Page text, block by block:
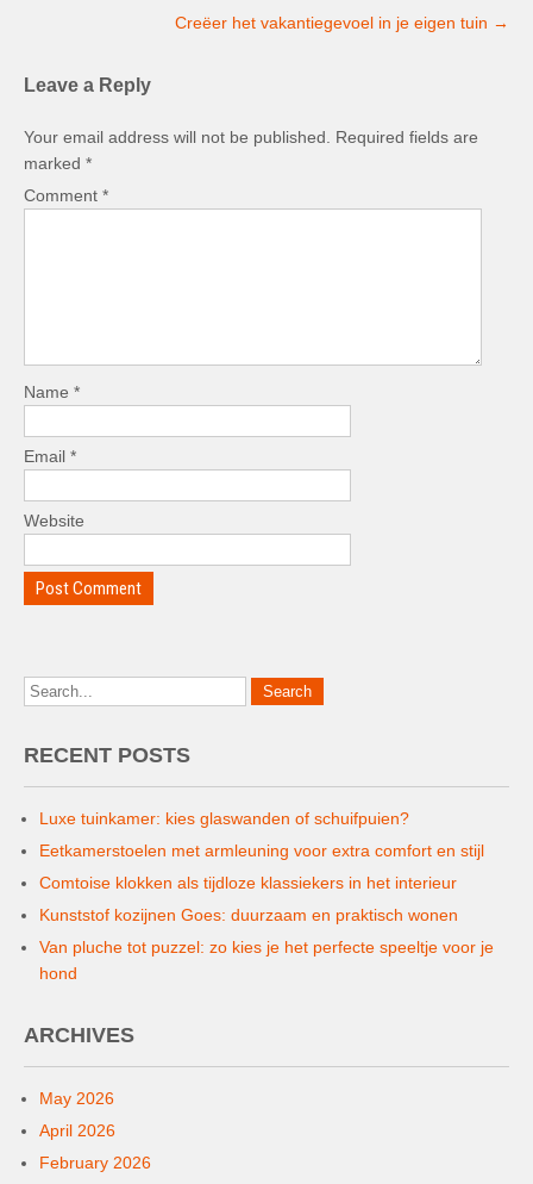
Creëer het vakantiegevoel in je eigen tuin →
Leave a Reply
Your email address will not be published.
Required fields are
marked *
Comment *
Name *
Email *
Website
RECENT POSTS
Luxe tuinkamer: kies glaswanden of schuifpuien?
Eetkamerstoelen met armleuning voor extra comfort en stijl
Comtoise klokken als tijdloze klassiekers in het interieur
Kunststof kozijnen Goes: duurzaam en praktisch wonen
Van pluche tot puzzel: zo kies je het perfecte speeltje voor je
hond
ARCHIVES
May 2026
April 2026
February 2026